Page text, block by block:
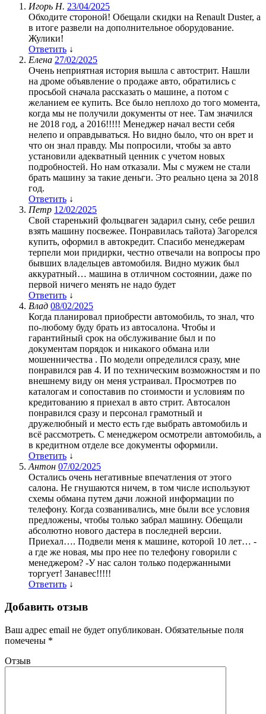
Игорь Н. 23/04/2025
Обходите стороной! Обещали скидки на Renault Duster, а
в итоге развели на дополнительное оборудование.
Жулики!
Ответить ↓
Елена 27/02/2025
Очень неприятная история вышла с автострит. Нашли
на дроме объявление о продаже авто, обратились с
просьбой сначала рассказать о машине, а потом с
желанием ее купить. Все было неплохо до того момента,
когда мы не получили документы от нее. Там значился
не 2018 год, а 2016!!!!! Менеджер начал вести себя
нелепо и оправдываться. Но видно было, что он врет и
что он знал правду. Мы попросили, чтобы за авто
установили адекватный ценник с учетом новых
подробностей. Но нам отказали. Мы с мужем не стали
брать машину за такие деньги. Это реально цена за 2018
год.
Ответить ↓
Петр 12/02/2025
Свой старенький фольцваген задарил сыну, себе решил
взять машину посвежее. Понравилась тайота) Загорелся
купить, оформил в автокредит. Спасибо менеджерам
терпели мои придирки, честно отвечали на вопросы про
бывших владельцев автомобиля. Видно мужик был
аккуратный… машина в отличном состоянии, даже по
первой ничего менять не надо будет
Ответить ↓
Влад 08/02/2025
Когда планировал приобрести автомобиль, то знал, что
по-любому буду брать из автосалона. Чтобы и
гарантийный срок на обслуживание был и по
документам порядок и никакого обмана или
мошенничества . По модели определился сразу, мне
понравился рав 4. И по техническим возможностям и по
внешнему виду он меня устраивал. Просмотрев по
каталогам и сопоставив по стоимости и условиям по
кредитованию я приехал в авто стрит. Автосалон
понравился сразу и персонал грамотный и
дружелюбный и место есть где выбрать автомобиль и
всё рассмотреть. С менеджером осмотрели автомобиль, а
в кредитном отделе все документы оформили.
Ответить ↓
Антон 07/02/2025
Остались очень негативные впечатления от этого
салона. Не гнушаются ничем, в том числе используют
схемы обмана путем дачи ложной информации по
телефону. Когда созванивались, мне были все условия
предложены, чтобы только забрал машину. Обещали
абсолютно нового дастера в последней версии.
Приехал…. Подвели меня к машине, которой 10 лет… -
а где же новая, мы про нее по телефону говорили с
менеджером? -У нас салон только подержанными
торгует! Занавес!!!!!
Ответить ↓
Добавить отзыв
Ваш адрес email не будет опубликован. Обязательные поля
помечены *
Отзыв